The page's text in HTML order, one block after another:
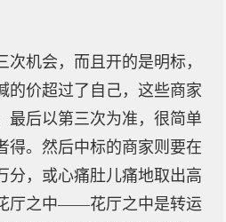
次机会，而且开的是明标，
的价超过了自己，这些商家
最后以第三次为准，很简单
。然后中标的商家则要在
分，或心痛肚儿痛地取出高
厅之中——花厅之中是转运